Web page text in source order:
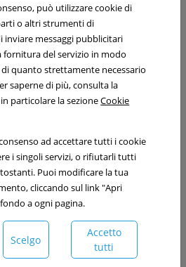
può utilizzare cookie di
o altri strumenti di
inviare messaggi pubblicitari
del servizio in modo
quanto strettamente necessario
saperne di più, consulta la
particolare la sezioneCookie
ad accettare tutti i cookie
i singoli servizi, o rifiutarli tutti
Puoi modificare la tua
cliccando sul link "Apri
a ogni pagina.
Scelgo
Accetto
tutti